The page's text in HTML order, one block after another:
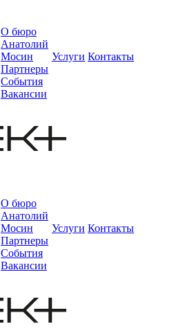
О бюро
Анатолий
Мосин
Партнеры
События
Вакансии
Услуги Контакты
О бюро
Анатолий
Мосин
Партнеры
События
Вакансии
Услуги Контакты